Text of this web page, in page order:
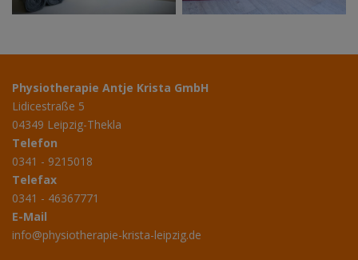
Physiotherapie Antje Krista GmbH
Lidicestraße 5
04349 Leipzig-Thekla
Telefon
0341 - 9215018
Telefax
0341 - 46367771
E-Mail
info@physiotherapie-krista-leipzig.de